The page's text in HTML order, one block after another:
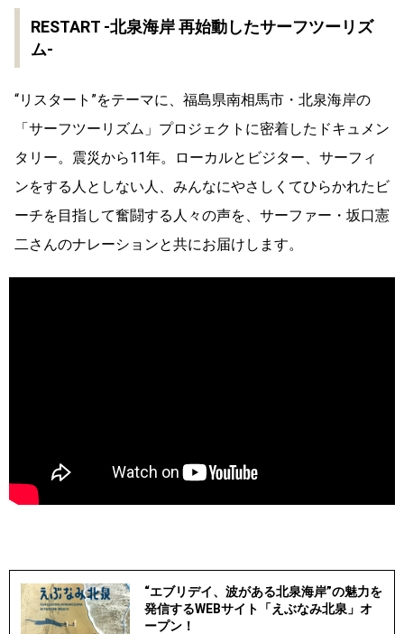
RESTART -北泉海岸 再始動したサーフツーリズ
ム-
“リスタート”をテーマに、福島県南相馬市・北泉海岸の
「サーフツーリズム」プロジェクトに密着したドキュメン
タリー。震災から11年。ローカルとビジター、サーフィ
ンをする人としない人、みんなにやさしくてひらかれたビ
ーチを目指して奮闘する人々の声を、サーファー・坂口憲
二さんのナレーションと共にお届けします。
“エブリデイ、波がある北泉海岸”の魅力を
発信するWEBサイト「えぶなみ北泉」オ
ープン！